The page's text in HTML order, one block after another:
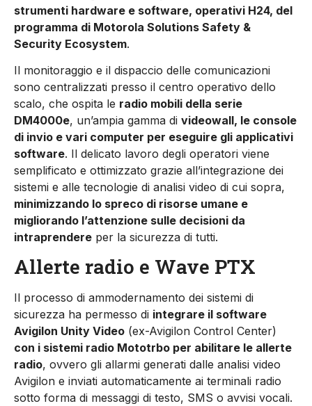
strumenti hardware e software, operativi H24, del
programma di Motorola Solutions Safety &
Security Ecosystem.
Il monitoraggio e il dispaccio delle comunicazioni
sono centralizzati presso il centro operativo dello
scalo, che ospita le radio mobili della serie
DM4000e, un’ampia gamma di videowall, le console
di invio e vari computer per eseguire gli applicativi
software. Il delicato lavoro degli operatori viene
semplificato e ottimizzato grazie all’integrazione dei
sistemi e alle tecnologie di analisi video di cui sopra,
minimizzando lo spreco di risorse umane e
migliorando l’attenzione sulle decisioni da
intraprendere per la sicurezza di tutti.
Allerte radio e Wave PTX
Il processo di ammodernamento dei sistemi di
sicurezza ha permesso di integrare il software
Avigilon Unity Video (ex-Avigilon Control Center)
con i sistemi radio Mototrbo per abilitare le allerte
radio, ovvero gli allarmi generati dalle analisi video
Avigilon e inviati automaticamente ai terminali radio
sotto forma di messaggi di testo, SMS o avvisi vocali.